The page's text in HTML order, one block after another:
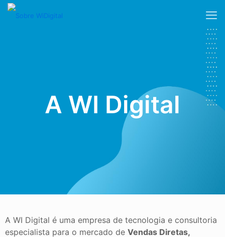
A WI Digital
A WI Digital é uma empresa de tecnologia e consultoria
especialista para o mercado de Vendas Diretas,